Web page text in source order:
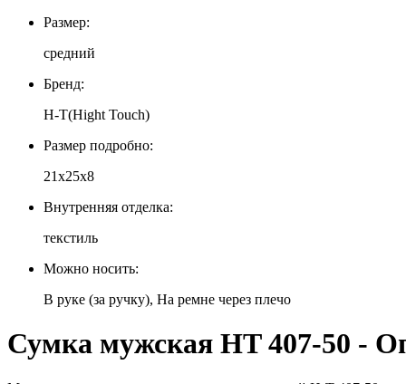
Размер:
средний
Бренд:
H-T(Hight Touch)
Размер подробно:
21х25х8
Внутренняя отделка:
текстиль
Можно носить:
В руке (за ручку), На ремне через плечо
Сумка мужская HT 407-50 -